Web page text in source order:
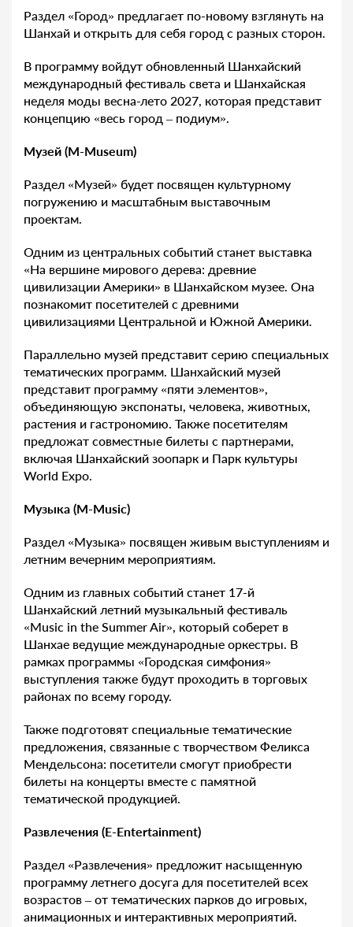
Раздел «Город» предлагает по-новому взглянуть на
Шанхай и открыть для себя город с разных сторон.
В программу войдут обновленный Шанхайский
международный фестиваль света и Шанхайская
неделя моды весна-лето 2027, которая представит
концепцию «весь город – подиум».
Музей (M-Museum)
Раздел «Музей» будет посвящен культурному
погружению и масштабным выставочным
проектам.
Одним из центральных событий станет выставка
«На вершине мирового дерева: древние
цивилизации Америки» в Шанхайском музее. Она
познакомит посетителей с древними
цивилизациями Центральной и Южной Америки.
Параллельно музей представит серию специальных
тематических программ. Шанхайский музей
представит программу «пяти элементов»,
объединяющую экспонаты, человека, животных,
растения и гастрономию. Также посетителям
предложат совместные билеты с партнерами,
включая Шанхайский зоопарк и Парк культуры
World Expo.
Музыка (M-Music)
Раздел «Музыка» посвящен живым выступлениям и
летним вечерним мероприятиям.
Одним из главных событий станет 17-й
Шанхайский летний музыкальный фестиваль
«Music in the Summer Air», который соберет в
Шанхае ведущие международные оркестры. В
рамках программы «Городская симфония»
выступления также будут проходить в торговых
районах по всему городу.
Также подготовят специальные тематические
предложения, связанные с творчеством Феликса
Мендельсона: посетители смогут приобрести
билеты на концерты вместе с памятной
тематической продукцией.
Развлечения (E-Entertainment)
Раздел «Развлечения» предложит насыщенную
программу летнего досуга для посетителей всех
возрастов – от тематических парков до игровых,
анимационных и интерактивных мероприятий.